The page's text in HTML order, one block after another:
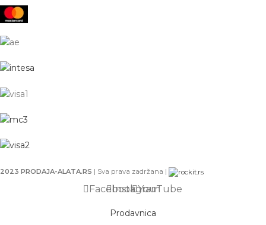
2023 PRODAJA-ALATA.RS | Sva prava zadržana |
FacebookInstagramYouTube
Prodavnica